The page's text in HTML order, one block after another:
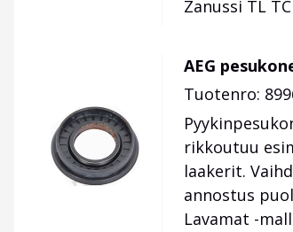
Zanussi TL
AEG
Tuotenro:
rikkoutuu
laakerit.
annostus
Lavamat -